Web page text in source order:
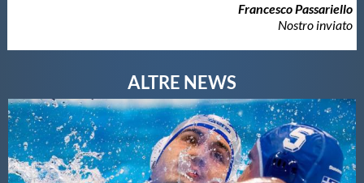
Francesco Passariello
Nostro inviato